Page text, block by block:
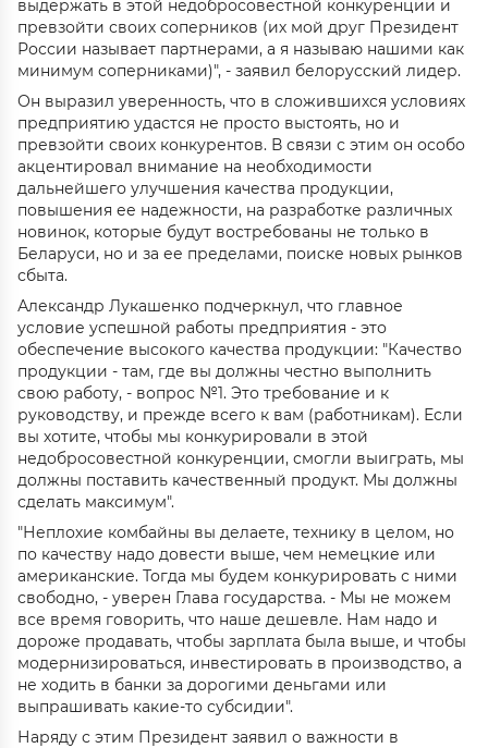
выдержать в этой недобросовестной конкуренции и
превзойти своих соперников (их мой друг Президент
России называет партнерами, а я называю нашими как
минимум соперниками)", - заявил белорусский лидер.
Он выразил уверенность, что в сложившихся условиях
предприятию удастся не просто выстоять, но и
превзойти своих конкурентов. В связи с этим он особо
акцентировал внимание на необходимости
дальнейшего улучшения качества продукции,
повышения ее надежности, на разработке различных
новинок, которые будут востребованы не только в
Беларуси, но и за ее пределами, поиске новых рынков
сбыта.
Александр Лукашенко подчеркнул, что главное
условие успешной работы предприятия - это
обеспечение высокого качества продукции: "Качество
продукции - там, где вы должны честно выполнить
свою работу, - вопрос №1. Это требование и к
руководству, и прежде всего к вам (работникам). Если
вы хотите, чтобы мы конкурировали в этой
недобросовестной конкуренции, смогли выиграть, мы
должны поставить качественный продукт. Мы должны
сделать максимум".
"Неплохие комбайны вы делаете, технику в целом, но
по качеству надо довести выше, чем немецкие или
американские. Тогда мы будем конкурировать с ними
свободно, - уверен Глава государства. - Мы не можем
все время говорить, что наше дешевле. Нам надо и
дороже продавать, чтобы зарплата была выше, и чтобы
модернизироваться, инвестировать в производство, а
не ходить в банки за дорогими деньгами или
выпрашивать какие-то субсидии".
Наряду с этим Президент заявил о важности в